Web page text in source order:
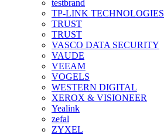
testbrand
TP-LINK TECHNOLOGIES
TRUST
TRUST
VASCO DATA SECURITY
VAUDE
VEEAM
VOGELS
WESTERN DIGITAL
XEROX & VISIONEER
Yealink
zefal
ZYXEL